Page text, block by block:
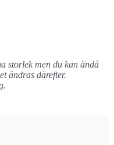
storlek men du kan ändå
ändras därefter.